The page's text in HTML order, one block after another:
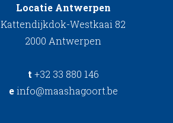
Locatie Antwerpen
Kattendijkdok-Westkaai 82
2000 Antwerpen
t +32 33 880 146
einfo@maashagoort.be